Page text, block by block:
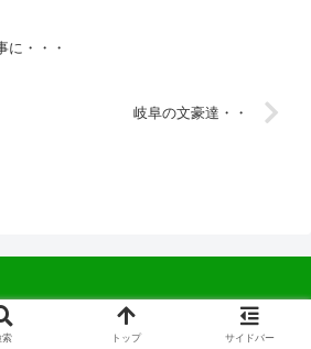
に・・・
岐阜の文豪達・・
中広会長ブログ.
索 トップ サイドバー